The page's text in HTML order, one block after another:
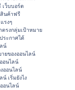
เว็บบอร์ด
สินค้าฟรี
รงๆ
รงกลุ่มเป้าหมาย
ระกาศได้
น์
ยของออนไลน์
อนไลน์
ออนไลน์
น์ เริ่มยังไง
อนไลน์